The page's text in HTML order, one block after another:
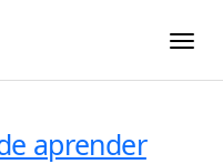
aprender